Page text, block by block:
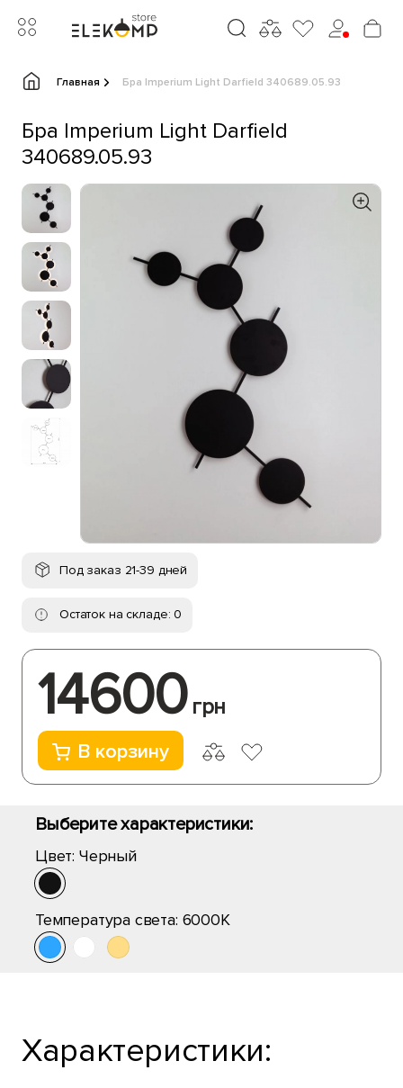
Главная Бра Imperium Light Darfield 340689.05.93
Бра Imperium Light Darfield
340689.05.93
Под заказ 21-39 дней
Остаток на складе: 0
14600 грн
В корзину
Выберите характеристики:
Цвет: Черный
Температура света: 6000K
Характеристики: